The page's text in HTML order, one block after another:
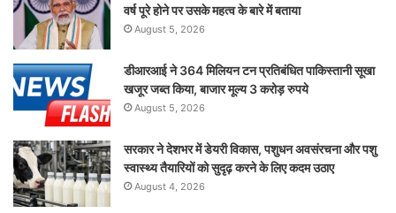
वर्ष पूरे होने पर उसके महत्व के बारे में बताया
August 5, 2026
डीआरआई ने 364 मिलियन टन प्रतिबंधित पाकिस्तानी सूखा
खजूर जब्त किया, बाजार मूल्य 3 करोड़ रुपये
August 5, 2026
सरकार ने देशभर में डेयरी विकास, पशुधन अवसंरचना और पशु
स्वास्थ्य तैयारियों को सुदृढ़ करने के लिए कदम उठाए
August 4, 2026